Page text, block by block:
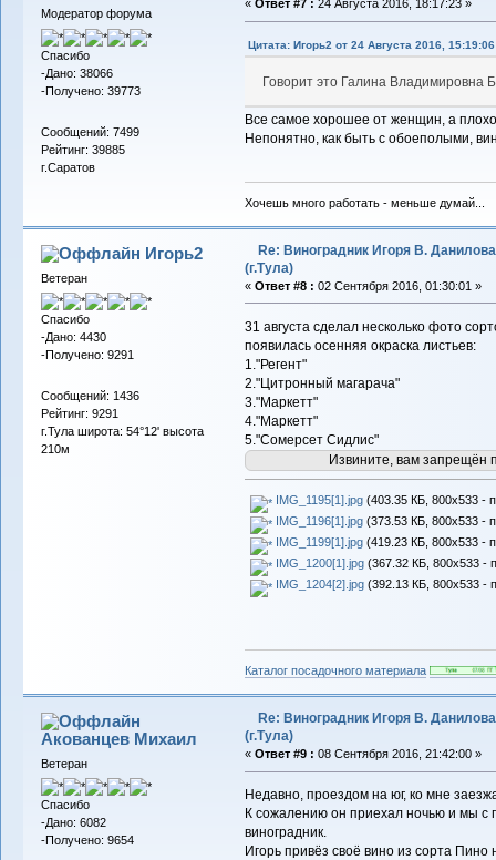
Модератор форума
Спасибо
-Дано: 38066
-Получено: 39773
Сообщений: 7499
Рейтинг: 39885
г.Саратов
« Ответ #7 : 24 Августа 2016, 18:17:23 »
Цитата: Игорь2 от 24 Августа 2016, 15:19:06
Говорит это Галина Владимировна
Все самое хорошее от женщин, а
Непонятно, как быть с обоеполыми,
Хочешь много работать - меньше думай...
Игорь2
Ветеран
Спасибо
-Дано: 4430
-Получено: 9291
Сообщений: 1436
Рейтинг: 9291
г.Тула широта: 54°12' высота
210м
Re: Виноградник Игоря В. Данилова
(г.Тула)
« Ответ #8 : 02 Сентября 2016, 01:30:01 »
31 августа сделал несколько фото
появилась осенняя окраска листьев:
1."Регент"
2."Цитронный магарача"
3."Маркетт"
4."Маркетт"
5."Сомерсет Сидлис"
Извините, вам запрещён
IMG_1195[1].jpg(403.35 КБ, 800x533 -
IMG_1196[1].jpg(373.53 КБ, 800x533 -
IMG_1199[1].jpg(419.23 КБ, 800x533 -
IMG_1200[1].jpg(367.32 КБ, 800x533 -
IMG_1204[2].jpg(392.13 КБ, 800x533 -
Каталог посадочного материала
Акованцев Михаил
Ветеран
Спасибо
-Дано: 6082
-Получено: 9654
Re: Виноградник Игоря В. Данилова
(г.Тула)
« Ответ #9 : 08 Сентября 2016, 21:42:00 »
Недавно, проездом на юг, ко мне
К сожалению он приехал ночью и мы
виноградник.
Игорь привёз своё вино из сорта Пино